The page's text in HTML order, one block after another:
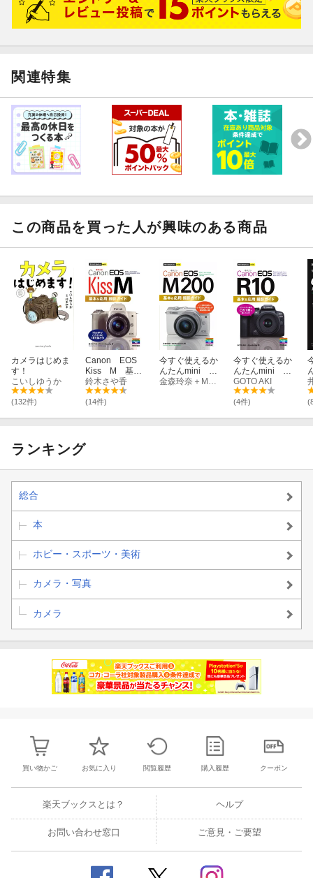
関連特集
この商品を買った人が興味のある商品
カメラはじめま
す！
こいしゆうか
(132件)
Canon EOS
Kiss M 基本
＆応用撮影ガイ
ド
鈴木さや香
(14件)
今すぐ使えるか
んたんmini Ca
non EOS M200
金森玲奈＋MOSH books
今すぐ使えるか
んたんmini Ca
non EOS R10 基
本＆応用 撮影ガ
イド
GOTO AKI
(4件)
ランキング
総合
本
ホビー・スポーツ・美術
カメラ・写真
カメラ
買い物かご お気に入り 閲覧履歴 購入履歴 クーポン
楽天ブックスとは？ ヘルプ
お問い合わせ窓口 ご意見・ご要望